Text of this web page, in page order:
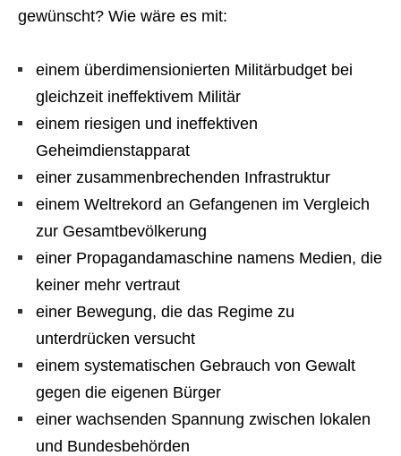
gewünscht? Wie wäre es mit:
einem überdimensionierten Militärbudget bei
gleichzeit ineffektivem Militär
einem riesigen und ineffektiven
Geheimdienstapparat
einer zusammenbrechenden Infrastruktur
einem Weltrekord an Gefangenen im Vergleich
zur Gesamtbevölkerung
einer Propagandamaschine namens Medien, die
keiner mehr vertraut
einer Bewegung, die das Regime zu
unterdrücken versucht
einem systematischen Gebrauch von Gewalt
gegen die eigenen Bürger
einer wachsenden Spannung zwischen lokalen
und Bundesbehörden